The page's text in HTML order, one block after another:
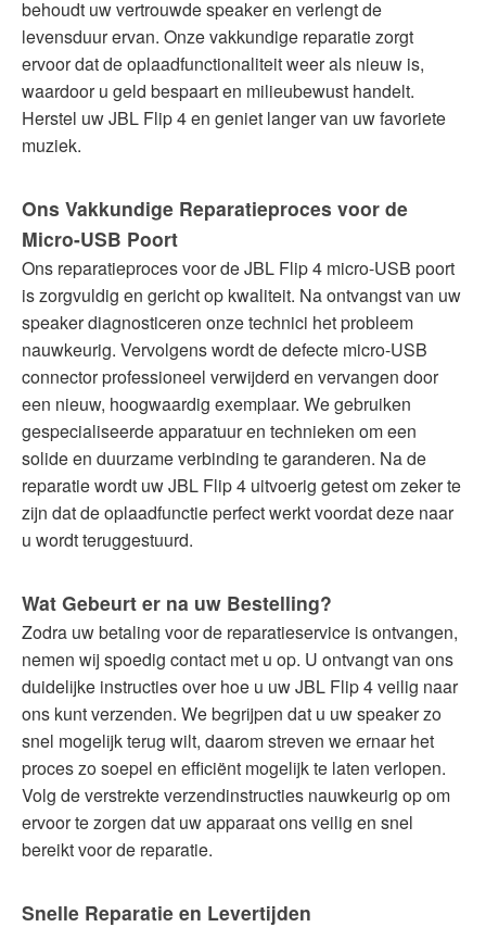
behoudt uw vertrouwde speaker en verlengt de
levensduur ervan. Onze vakkundige reparatie zorgt
ervoor dat de oplaadfunctionaliteit weer als nieuw is,
waardoor u geld bespaart en milieubewust handelt.
Herstel uw JBL Flip 4 en geniet langer van uw favoriete
muziek.
Ons Vakkundige Reparatieproces voor de
Micro-USB Poort
Ons reparatieproces voor de JBL Flip 4 micro-USB poort
is zorgvuldig en gericht op kwaliteit. Na ontvangst van uw
speaker diagnosticeren onze technici het probleem
nauwkeurig. Vervolgens wordt de defecte micro-USB
connector professioneel verwijderd en vervangen door
een nieuw, hoogwaardig exemplaar. We gebruiken
gespecialiseerde apparatuur en technieken om een
solide en duurzame verbinding te garanderen. Na de
reparatie wordt uw JBL Flip 4 uitvoerig getest om zeker te
zijn dat de oplaadfunctie perfect werkt voordat deze naar
u wordt teruggestuurd.
Wat Gebeurt er na uw Bestelling?
Zodra uw betaling voor de reparatieservice is ontvangen,
nemen wij spoedig contact met u op. U ontvangt van ons
duidelijke instructies over hoe u uw JBL Flip 4 veilig naar
ons kunt verzenden. We begrijpen dat u uw speaker zo
snel mogelijk terug wilt, daarom streven we ernaar het
proces zo soepel en efficiënt mogelijk te laten verlopen.
Volg de verstrekte verzendinstructies nauwkeurig op om
ervoor te zorgen dat uw apparaat ons veilig en snel
bereikt voor de reparatie.
Snelle Reparatie en Levertijden